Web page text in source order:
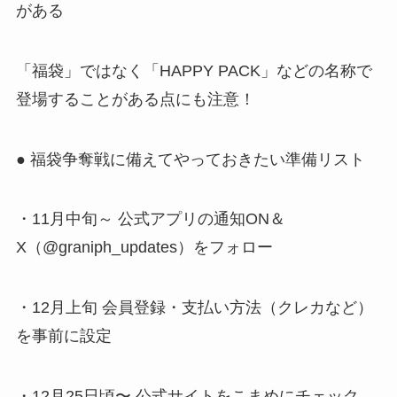
がある
「福袋」ではなく「HAPPY PACK」などの名称で
登場することがある点にも注意！
● 福袋争奪戦に備えてやっておきたい準備リスト
・11月中旬～ 公式アプリの通知ON＆
X（@graniph_updates）をフォロー
・12月上旬 会員登録・支払い方法（クレカなど）
を事前に設定